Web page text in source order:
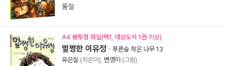
품절
A4 봉투형 파일(택1, 대상도서 1권 이상)
멀쩡한 이유정 - 푸른숲 작은 나무 13
유은실 (지은이), 변영미 (그림)